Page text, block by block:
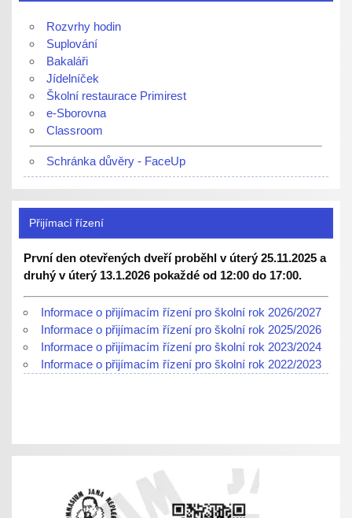
Rozvrhy hodin
Suplování
Bakaláři
Jídelníček
Školní restaurace Primirest
e-Sborovna
Classroom
Schránka důvěry - FaceUp
Přijímací řízení
První den otevřených dveří proběhl v úterý 25.11.2025 a
druhý v úterý 13.1.2026 pokaždé od 12:00 do 17:00.
Informace o přijímacím řízení pro školní rok 2026/2027
Informace o přijímacím řízení pro školní rok 2025/2026
Informace o přijímacím řízení pro školní rok 2023/2024
Informace o přijímacím řízení pro školní rok 2022/2023